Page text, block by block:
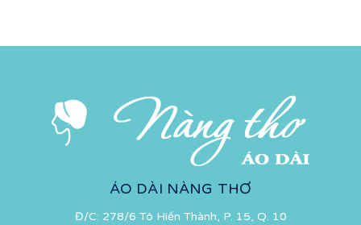
ÁO DÀI NÀNG THƠ
Đ/C: 278/6 Tô Hiến Thành, P. 15, Q. 10